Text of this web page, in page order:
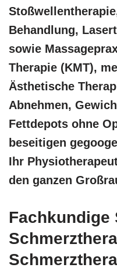
Behandlung,
sowie
Therapie (KMT),
Ästhetische
Abnehmen,
Fettdepots ohne
beseitigen
Ihr
den ganzen
Fachkundige